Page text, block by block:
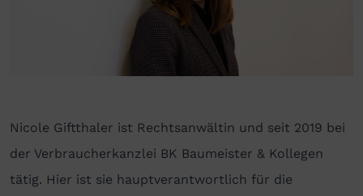
Nicole Giftthaler ist Rechtsanwältin und seit 2019 bei
der Verbraucherkanzlei BK Baumeister & Kollegen
tätig. Hier ist sie hauptverantwortlich für die